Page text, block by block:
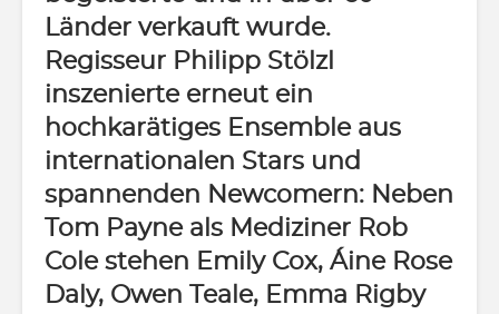
Länder verkauft wurde.
Regisseur Philipp Stölzl
inszenierte erneut ein
hochkarätiges Ensemble aus
internationalen Stars und
spannenden Newcomern: Neben
Tom Payne als Mediziner Rob
Cole stehen Emily Cox, Áine Rose
Daly, Owen Teale, Emma Rigby